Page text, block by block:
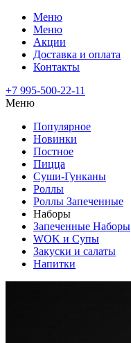
Меню
Меню
Акции
Доставка и оплата
Контакты
+7 995-500-22-11
Меню
Популярное
Новинки
Постное
Пицца
Суши-Гунканы
Роллы
Роллы Запеченные
Наборы
Запеченные Наборы
WOK и Супы
Закуски и салаты
Напитки